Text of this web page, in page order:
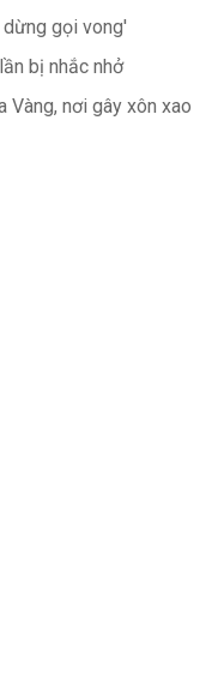
dừng gọi vong'
bị nhắc nhở
Vàng, nơi gây xôn xao